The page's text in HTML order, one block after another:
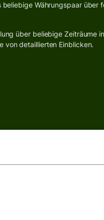
Währungspaar über
über beliebige Zeiträume
von detaillierten Einblicken.